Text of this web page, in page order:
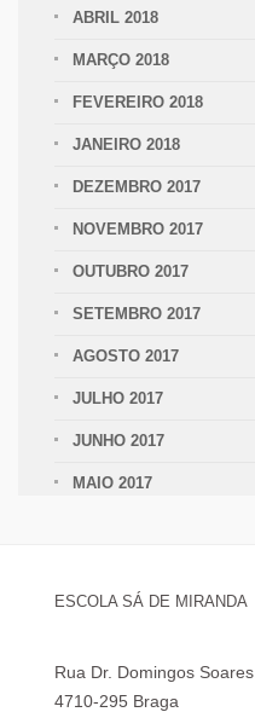
ABRIL 2018
MARÇO 2018
FEVEREIRO 2018
JANEIRO 2018
DEZEMBRO 2017
NOVEMBRO 2017
OUTUBRO 2017
SETEMBRO 2017
AGOSTO 2017
JULHO 2017
JUNHO 2017
MAIO 2017
ESCOLA SÁ DE MIRANDA
Rua Dr. Domingos Soares
4710-295 Braga